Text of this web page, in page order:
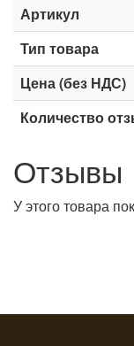
Артикул
Тип товара
Цена (без НДС)
Количество
Отзывы
У этого товара